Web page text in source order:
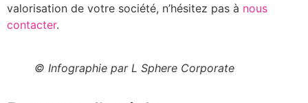
valorisation de votre société, n’hésitez pas à nous
contacter.
© Infographie par L Sphere Corporate